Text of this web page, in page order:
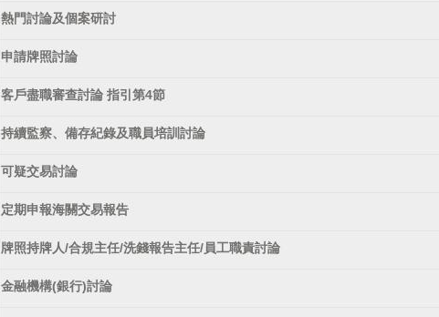
熱門討論及個案研討
申請牌照討論
客戶盡職審查討論 指引第4節
持續監察、備存紀錄及職員培訓討論
可疑交易討論
定期申報海關交易報告
牌照持牌人/合規主任/洗錢報告主任/員工職責討論
金融機構(銀行)討論